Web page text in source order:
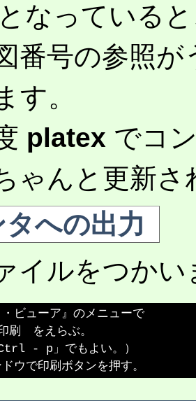
となっている
番号の参照
す。
platex でコ
ゃんと更新
への出力
イルをつかい
・ビューア』のメニューで
刷　をえらぶ。
- p」でもよい。）